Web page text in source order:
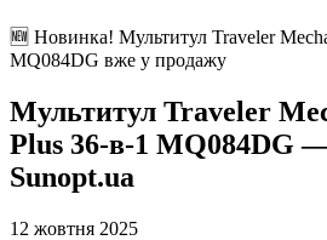
🆕 Новинка! Мультитул Traveler
MQ084DG вже у продажу
Мультитул Traveler
Plus 36-в-1 MQ084DG
Sunopt.ua
12 жовтня 2025